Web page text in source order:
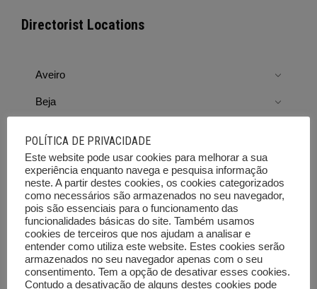
Directorist Locations
Aveiro
Beja
Bragança
Castelo Branco
Coimbra
Évora
Faro
POLÍTICA DE PRIVACIDADE
Este website pode usar cookies para melhorar a sua
experiência enquanto navega e pesquisa informação
neste. A partir destes cookies, os cookies categorizados
como necessários são armazenados no seu navegador,
pois são essenciais para o funcionamento das
funcionalidades básicas do site. Também usamos
cookies de terceiros que nos ajudam a analisar e
entender como utiliza este website. Estes cookies serão
armazenados no seu navegador apenas com o seu
consentimento. Tem a opção de desativar esses cookies.
Contudo a desativação de alguns destes cookies pode